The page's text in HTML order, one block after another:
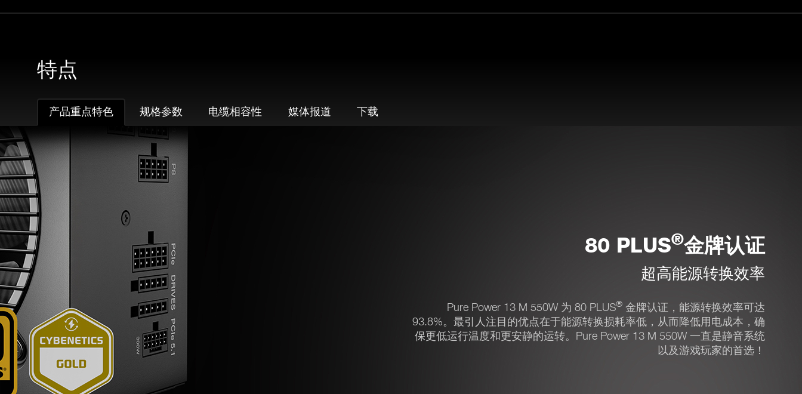
特点
产品重点特色 规格参数 电缆相容性 媒体报道 下载
80 PLUS®金牌认证
超高能源转换效率
Pure Power 13 M 550W 为 80 PLUS® 金牌认证，能源转换效率可达
93.8%。最引人注目的优点在于能源转换损耗率低，从而降低用电成本，确
保更低运行温度和更安静的运转。Pure Power 13 M 550W 一直是静音系统
以及游戏玩家的首选！